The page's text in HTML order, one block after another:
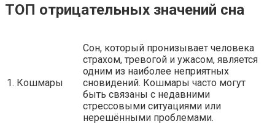
ТОП отрицательных значений сна
1. Кошмары
Сон, который пронизывает человека
страхом, тревогой и ужасом, является
одним из наиболее неприятных
сновидений. Кошмары часто могут
быть связаны с недавними
стрессовыми ситуациями или
нерешёнными проблемами.